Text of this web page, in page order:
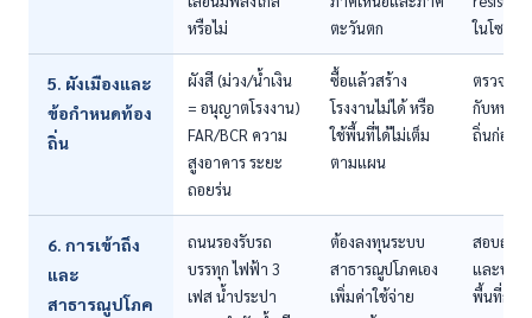
หรือไม่
ตะวันตก
ในโซนเสี่
5. ผังเมืองและ
ข้อกำหนดท้อง
ถิ่น
ผังสี (ม่วง/น้ำเงิน
= อนุญาตโรงงาน)
FAR/BCR ความ
สูงอาคาร ระยะ
ถอยร่น
ซื้อแล้วสร้าง
โรงงานไม่ได้ หรือ
ใช้พื้นที่ได้ไม่เต็ม
ตามแผน
ตรวจผัง
กับหน่วย
ถิ่นก่อนว
6. การเข้าถึง
และ
สาธารณูปโภค
ถนนรองรับรถ
บรรทุก ไฟฟ้า 3
เฟส น้ำประปา
ต้องลงทุนระบบ
สาธารณูปโภคเอง
เพิ่มค่าใช้จ่าย
สอบถาม
และประ
พื้นที่ก่อน